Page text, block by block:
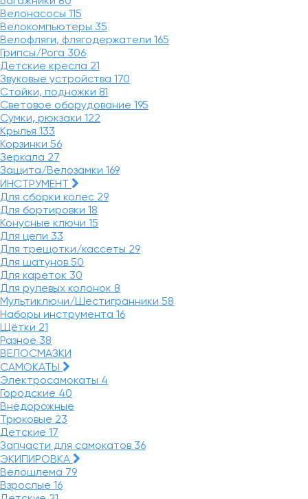
Велонасосы 115
Велокомпьютеры 35
Велофляги, флягодержатели 165
Грипсы/Рога 306
Детские кресла 21
Звуковые устройства 170
Стойки, подножки 81
Световое оборудование 195
Сумки, рюкзаки 122
Крылья 133
Корзинки 56
Зеркала 27
Защита/Велозамки 169
ИНСТРУМЕНТ
Для сборки колес 29
Для бортировки 18
Конусные ключи 15
Для цепи 33
Для трещотки/кассеты 29
Для шатунов 50
Для кареток 30
Для рулевых колонок 8
Мультиключи/Шестигранники 58
Наборы инструмента 16
Щётки 21
Разное 38
ВЕЛОСМАЗКИ
САМОКАТЫ
Электросамокаты 4
Городские 40
Внедорожные
Трюковые 23
Детские 17
Запчасти для самокатов 36
ЭКИПИРОВКА
Велошлема 79
Взрослые 16